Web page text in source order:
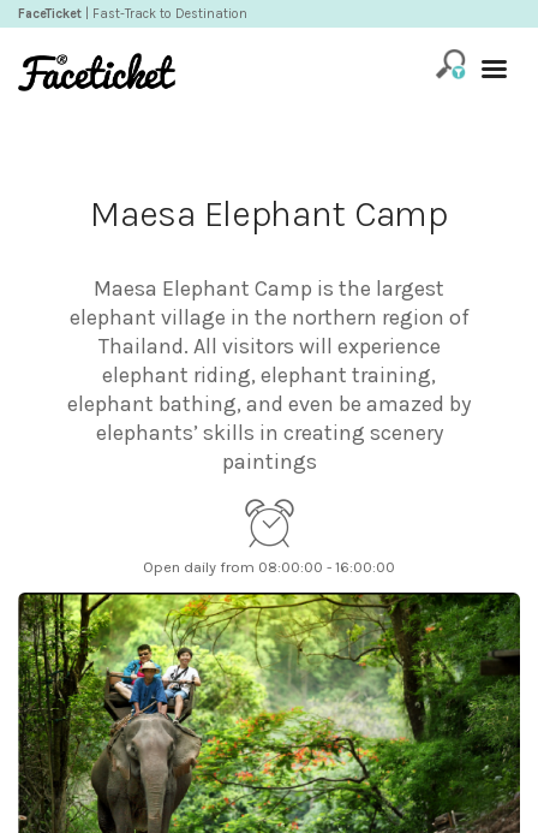
FaceTicket | Fast-Track to Destination
Maesa Elephant Camp
Maesa Elephant Camp is the largest
elephant village in the northern region of
Thailand. All visitors will experience
elephant riding, elephant training,
elephant bathing, and even be amazed by
elephants’ skills in creating scenery
paintings
Open daily from 08:00:00 - 16:00:00